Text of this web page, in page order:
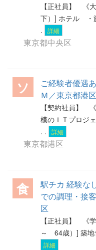
【正社員】 《
下）] ホテル ・
.
詳細
東京都中央区
ソ
ご経験者優遇
Ｍ／東京都港区
【契約社員】
模のＩＴプロジ
. .
詳細
東京都港区
食
駅チカ 経験な
での調理・接
区
【正社員】 《
～ 64歳）] 築地
詳細